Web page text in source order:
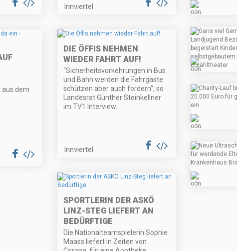
Innviertel
dem
DIE ÖFFIS NEHMEN
WIEDER FAHRT AUF!
“Sicherheitsvorkehrungen in Bus
und Bahn werden die Fahrgäste
schützen aber auch fordern”, so
Landesrat Günther Steinkellner
im TV1 Interview.
Innviertel
SPORTLERIN DER ASKÖ
LINZ-STEG LIEFERT AN
BEDÜRFTIGE
Die Nationalteamspielerin Sophie
Maass liefert in Zeiten von